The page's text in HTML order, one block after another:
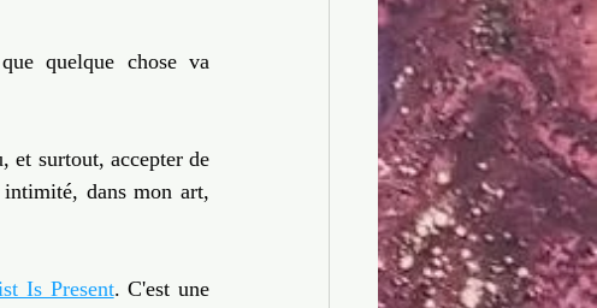
quelque chose va
et surtout, accepter de
intimité, dans mon art,
Is Present. C'est une